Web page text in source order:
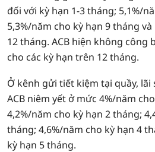
đối với kỳ hạn 1-3 tháng; 5,1%/
5,3%/năm cho kỳ hạn 9 tháng
12 tháng. ACB hiện không công
cho các kỳ hạn trên 12 tháng.
Ở kênh gửi tiết kiệm tại quầy,
ACB niêm yết ở mức 4%/năm
4,2%/năm cho kỳ hạn 2 tháng;
tháng; 4,6%/năm cho kỳ hạn 4
kỳ hạn 5 tháng.